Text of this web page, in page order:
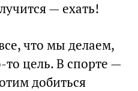
— ехать!
что мы делаем,
цель. В спорте —
добиться